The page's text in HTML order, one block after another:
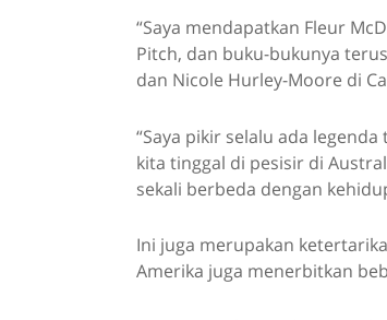
“Saya mendapatkan Fleur
Pitch, dan buku-bukunya
dan Nicole Hurley-Moore di
“Saya pikir selalu ada
kita tinggal di pesisir di
sekali berbeda dengan
Ini juga merupakan
Amerika juga menerbitkan